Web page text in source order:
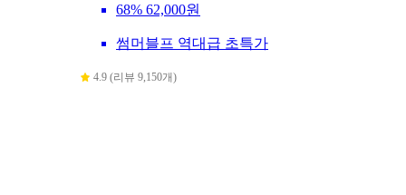
68% 62,000원
썸머블프 역대급 초특가
4.9 (리뷰 9,150개)